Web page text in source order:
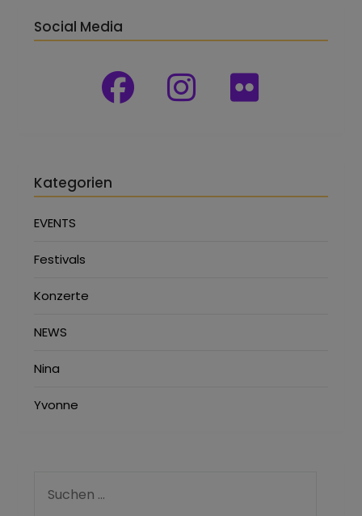
Social Media
Kategorien
EVENTS
Festivals
Konzerte
NEWS
Nina
Yvonne